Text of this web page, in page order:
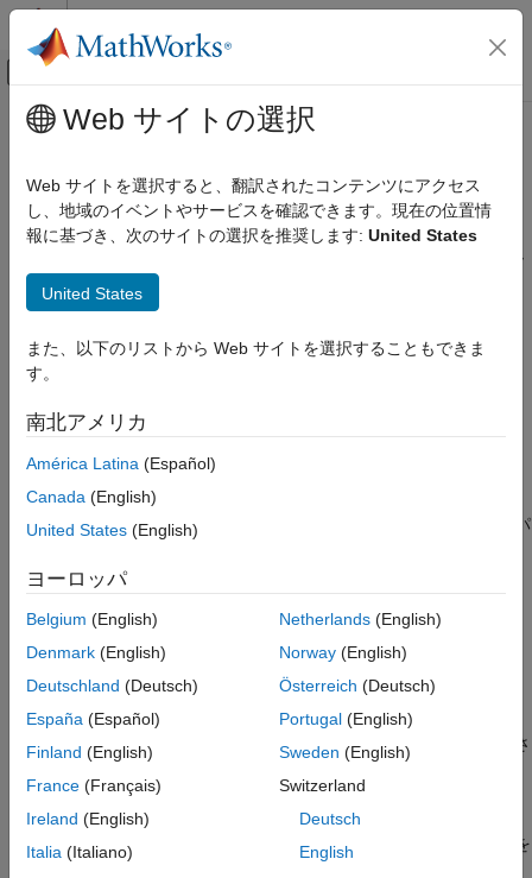
コンテンツへスキップ
オフキャンバス ナビゲーション メ
ドキュメンテーションのホーム
Simulink Coder
コードとツールのカスタマイズ
タマイズ
トランスポート層
項目一覧
依存関係
設定
プログラムでの使用
バージョン履歴
参考
メインコンテンツ
トランスポート層
エクスターナル モード通信のトランスポート プロトコル
[コード生成] / [インター
フェイス]
説明
[トランスポート層]
ネレーターが適用するトランスポート プロトコルを指定します。
このパラメーターを有効にするには、
パ
設定
(既定値) | XCP on TCP/IP |XCP on Serial
tcpip
TCP/IP トランスポート機能を使用します。このパラメーターを
選択すると [MEX ファイル名] パラメーターが ext_comm
に設定さ
serial
シリアル トランスポート機能を使用します。このパラメーターを
Web サイトの選択
Web サイトを選択すると、翻訳されたコンテンツにアクセス
し、地域のイベントやサービスを確認できます。現在の位置情
報に基づき、次のサイトの選択を推奨します: United States
United States
また、以下のリストから Web サイトを選択することもできま
す。
南北アメリカ
América Latina (Español)
Canada (English)
United States (English)
ヨーロッパ
Belgium (English)
Denmark (English)
Deutschland (Deutsch)
España (Español)
Finland (English)
France (Français)
Ireland (English)
Italia (Italiano)
Netherlands(English)
Norway(English)
Österreich (Deutsch)
Portugal(English)
Sweden (English)
Switzerland
Deutsch
English